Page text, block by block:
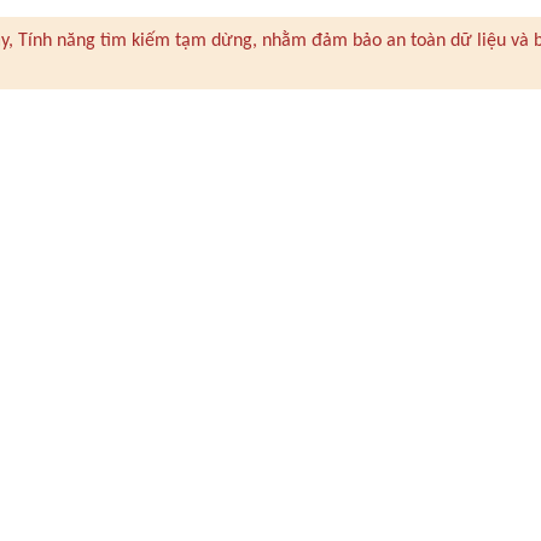
Tính năng tìm kiếm tạm dừng, nhằm đảm bảo an toàn dữ liệu và